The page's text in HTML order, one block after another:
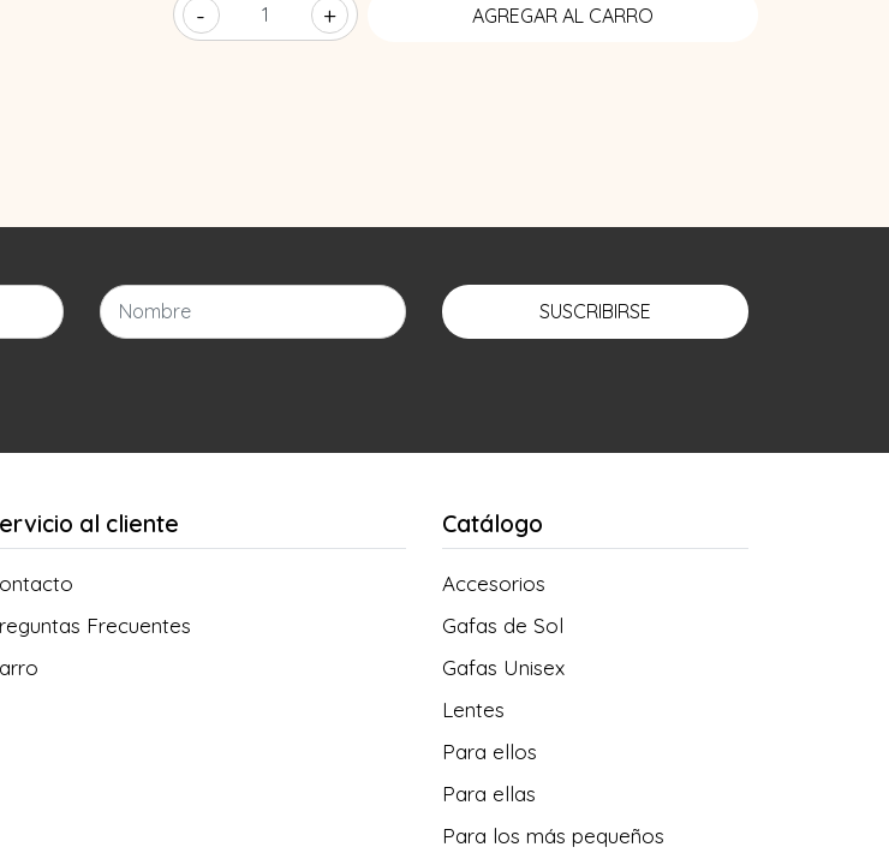
- +
SUSCRIBIRSE
al cliente
Frecuentes
Catálogo
Accesorios
Gafas de Sol
Gafas Unisex
Lentes
Para ellos
Para ellas
Para los más pequeños